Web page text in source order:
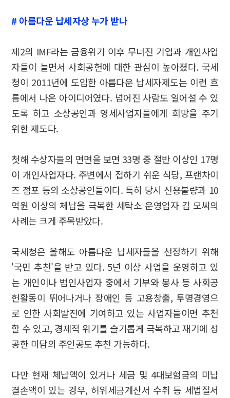
# 아름다운 납세자상 누가 받나
제2의 IMF라는 금융위기 이후 무너진 기업과 개인사업
자들이 늘면서 사회공헌에 대한 관심이 높아졌다. 국세
청이 2011년에 도입한 아름다운 납세자제도는 이런 흐
름에서 나온 아이디어였다. 넘어진 사람도 일어설 수 있
도록 하고 소상공인과 영세사업자들에게 희망을 주기
위한 제도다.
첫해 수상자들의 면면을 보면 33명 중 절반 이상인 17명
이 개인사업자다. 주변에서 접하기 쉬운 식당, 프랜차이
즈 점포 등의 소상공인들이다. 특히 당시 신용불량과 10
억원 이상의 체납을 극복한 세탁소 운영업자 김 모씨의
사례는 크게 주목받았다.
국세청은 올해도 아름다운 납세자들을 선정하기 위해
'국민 추천'을 받고 있다. 5년 이상 사업을 운영하고 있
는 개인이나 법인사업자 중에서 기부와 봉사 등 사회공
헌활동이 뛰어나거나 장애인 등 고용창출, 투명경영으
로 인한 사회발전에 기여하고 있는 사업자들이면 추천
할 수 있고, 경제적 위기를 슬기롭게 극복하고 재기에 성
공한 미담의 주인공도 추천 가능하다.
다만 현재 체납액이 있거나 세금 및 4대보험금의 미납
결손액이 있는 경우, 허위세금계산서 수취 등 세법질서